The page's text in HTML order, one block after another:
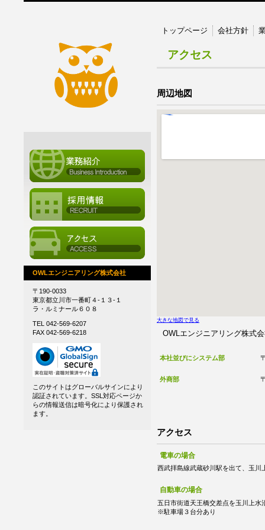
アクセス
周辺地図
大きな地図で見る
OWLエンジニアリング株式
本社並びにシステム部
外商部
アクセス
電車の場合
西武拝島線武蔵砂川駅を出て、玉川
自動車の場合
五日市街道天王橋交差点を玉川上水
※駐車場３台分あり
トップページ 会社方針
OWLエンジニアリング株式会社
〒190-0033
東京都立川市一番町４-１３-１
ラ・ルミナール６０８
TEL 042-569-6207
FAX 042-569-6218
このサイトはグローバルサインにより
認証されています。SSL対応ページか
らの情報送信は暗号化により保護され
ます。